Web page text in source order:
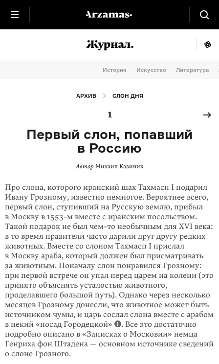
История Искусство Литература
АРХИВ СЛОН ДНЯ
1
Первый слон, попавший
в Россию
Автор Михаил Казиник
Про слона, которого иранский шах Тахмасп I подарил
Ивану Грозному, известно немногое. Вероятнее всего,
первый слон, ступивший на Русскую землю, прибыл
в Москву в 1553-м вместе с иранским посольством.
Такой подарок не был чем-то необычным для XVI века:
в то время правители часто дарили друг другу редких
животных. Вместе со слоном Тахмасп I прислал
в Москву араба, который должен был присматривать
за животным. Поначалу слон понравился Грозному:
при первой встрече он упал перед царем на колени (это
принято объяснять усталостью животного,
проделавшего большой путь). Однако через несколько
месяцев Грозному донесли, что животное может быть
источником чумы, и царь сослал слона вместе с ара­­бом
в некий «посад Горо­децкой»
. Все это достаточно
подробно описано в «Записках о Московии» немца
Генриха фон Штадена — основном источнике сведений
о слоне Грозного.